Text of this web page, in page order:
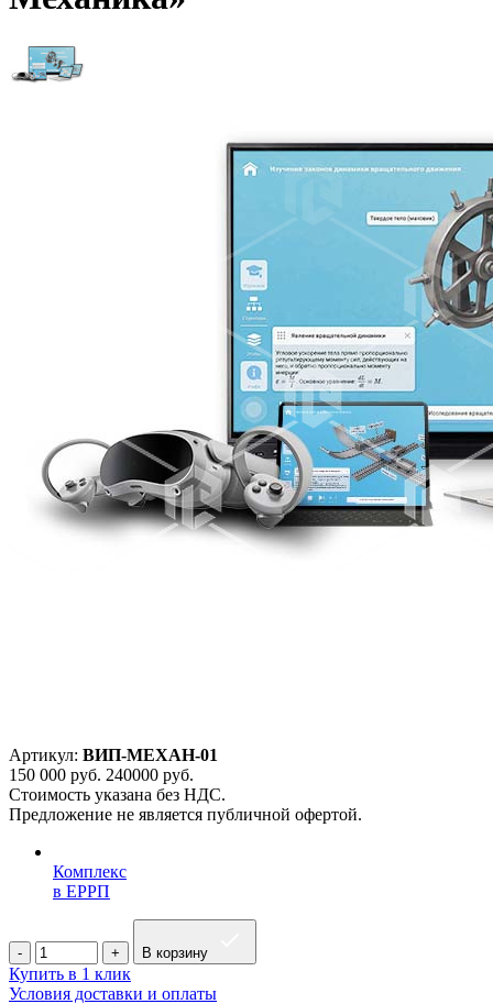
Артикул: ВИП-МЕХАН-01
150 000 руб. 240000 руб.
Стоимость указана без НДС.
Предложение не является публичной офертой.
Комплекс
в ЕРРП
В корзину
Купить в 1 клик
Условия доставки и оплаты